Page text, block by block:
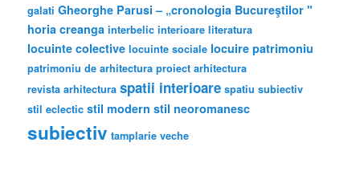
galati Gheorghe Parusi – „cronologia Bucureştilor "
horia creanga interbelic interioare literatura
locuinte colective locuinte sociale locuire patrimoniu
patrimoniu de arhitectura proiect arhitectura
revista arhitectura spatii interioare spatiu subiectiv
stil eclectic stil modern stil neoromanesc
subiectiv tamplarie veche